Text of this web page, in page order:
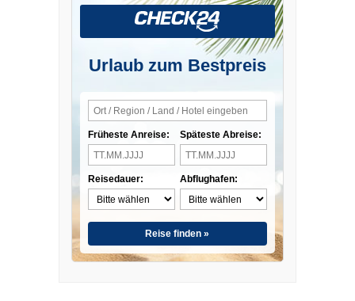
Urlaub zum Bestpreis
Früheste Anreise:
Reisedauer:
Späteste Abreise:
Abflughafen:
Reise finden »